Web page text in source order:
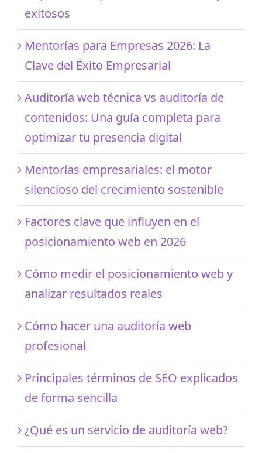
exitosos
Mentorías para Empresas 2026: La
Clave del Éxito Empresarial
Auditoría web técnica vs auditoría de
contenidos: Una guía completa para
optimizar tu presencia digital
Mentorías empresariales: el motor
silencioso del crecimiento sostenible
Factores clave que influyen en el
posicionamiento web en 2026
Cómo medir el posicionamiento web y
analizar resultados reales
Cómo hacer una auditoría web
profesional
Principales términos de SEO explicados
de forma sencilla
¿Qué es un servicio de auditoría web?